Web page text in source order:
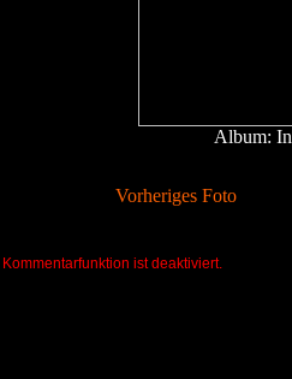
Album:
Vorheriges Foto
Kommentarfunktion ist deaktiviert.